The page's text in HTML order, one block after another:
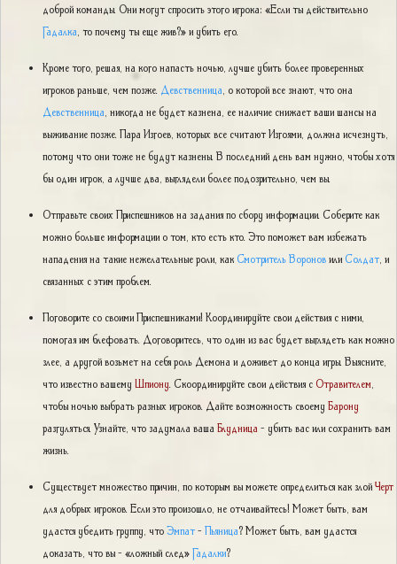
доброй команды. Они могут спросить этого игрока: «Если ты действительно
Гадалка , то почему ты еще жив?» и убить его.
Кроме того, решая, на кого напасть ночью, лучше убить более проверенных
игроков раньше, чем позже. Девственница , о которой все знают, что она
Девственница , никогда не будет казнена, ее наличие снижает ваши шансы на
выживание позже. Пара Изгоев, которых все считают Изгоями, должна исчезнуть,
потому что они тоже не будут казнены. В последний день вам нужно, чтобы хотя
бы один игрок, а лучше два, выглядели более подозрительно, чем вы.
Отправьте своих Приспешников на задания по сбору информации. Соберите как
можно больше информации о том, кто есть кто. Это поможет вам избежать
нападения на такие нежелательные роли, как Смотритель Вороновили Солдат , и
связанных с этим проблем.
Поговорите со своими Приспешниками! Координируйте свои действия с ними,
помогая им блефовать. Договоритесь, что один из вас будет выглядеть как можно
злее, а другой возьмет на себя роль Демона и доживет до конца игры. Выясните,
что известно вашему Шпиону . Скоординируйте свои действия с Отравителем
чтобы ночью выбрать разных игроков. Дайте возможность своему Барону
разгуляться. Узнайте, что задумала ваша Блудница - убить вас или сохранить вам
жизнь.
Существует множество причин, по которым вы можете определиться как злойЧерт
для добрых игроков. Если это произошло, не отчаивайтесь! Может быть, вам
удастся убедить группу, чтоЭмпат- Пьяница? Может быть, вам удастся
доказать, что вы - «ложный след»Гадалки?